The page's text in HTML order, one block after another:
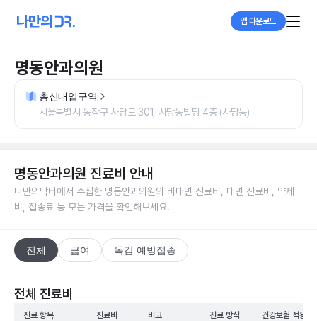
앱 다운로드
명동안과의원
총신대입구역
서울특별시 동작구 사당로 301, 사당동빌딩 4층 (사당동)
명동안과의원 진료비 안내
나만의닥터에서 수집한 명동안과의원의 비대면 진료비, 대면 진료비, 약제
비, 접종료 등 모든 가격을 확인해보세요.
전체 급여 독감 예방접종
전체 진료비
진료 항목 진료비 비고 진료 방식 건강보험 적용